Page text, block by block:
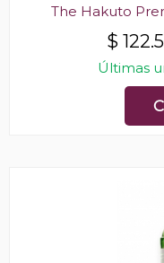
The Hakuto
$
Últimas